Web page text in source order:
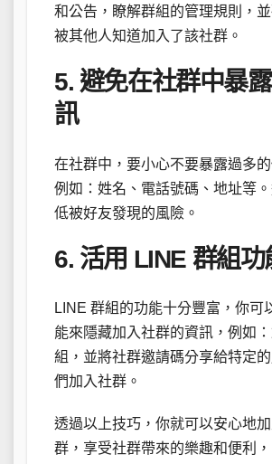
和公告，瞭解群組的管理規則，
被其他人知道加入了該社群。
5. 避免在社群中暴
訊
在社群中，要小心不要暴露過多的
例如：姓名、電話號碼、地址等
低被好友發現的風險。
6. 活用 LINE 群組功
LINE 群組的功能十分豐富，你可
能來隱藏加入社群的資訊，例如
組，並將社群邀請碼分享給特定
們加入社群。
透過以上技巧，你就可以安心地
群，享受社群帶來的樂趣和便利